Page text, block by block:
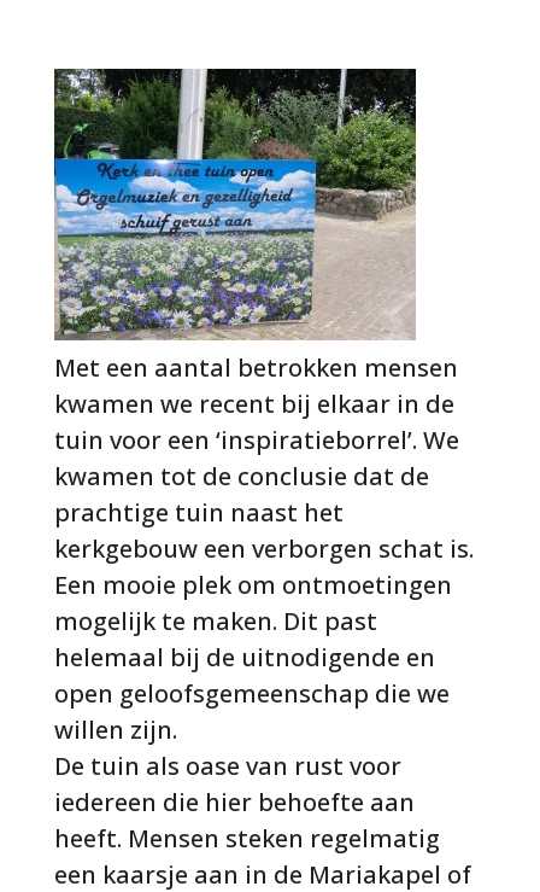
Met een aantal betrokken mensen
kwamen we recent bij elkaar in de
tuin voor een ‘inspiratieborrel’. We
kwamen tot de conclusie dat de
prachtige tuin naast het
kerkgebouw een verborgen schat is.
Een mooie plek om ontmoetingen
mogelijk te maken. Dit past
helemaal bij de uitnodigende en
open geloofsgemeenschap die we
willen zijn.
De tuin als oase van rust voor
iedereen die hier behoefte aan
heeft. Mensen steken regelmatig
een kaarsje aan in de Mariakapel of